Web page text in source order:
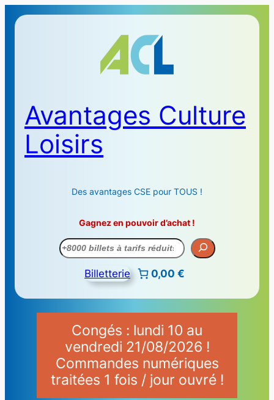
Avantages Culture
Loisirs
Des avantages CSE pour TOUS !
Gagnez en pouvoir d’achat !
Recherche
Billetterie 0,00 €
Congés : lundi 10 au
vendredi 21/08/2026 !
Commandes numériques
traitées 1 fois / jour ouvré !